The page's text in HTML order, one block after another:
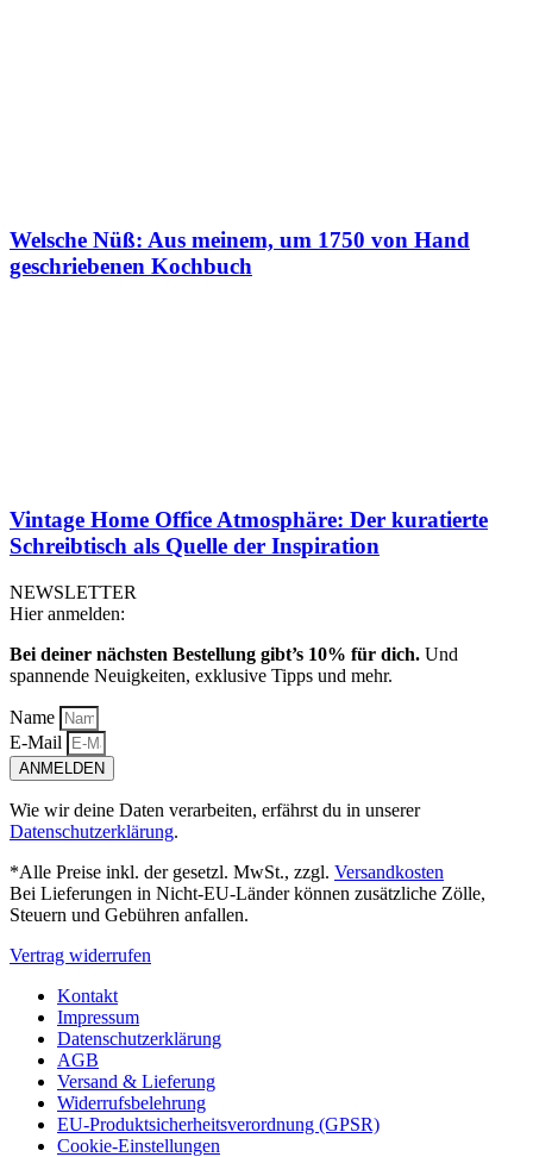
Welsche Nüß: Aus meinem, um 1750 von Hand
geschriebenen Kochbuch
Vintage Home Office Atmosphäre: Der kuratierte
Schreibtisch als Quelle der Inspiration
NEWSLETTER
Hier anmelden:
Bei deiner nächsten Bestellung gibt’s 10% für dich. Und
spannende Neuigkeiten, exklusive Tipps und mehr.
Name
E-Mail
ANMELDEN
Wie wir deine Daten verarbeiten, erfährst du in unserer
Datenschutzerklärung.
*Alle Preise inkl. der gesetzl. MwSt., zzgl. Versandkosten
Bei Lieferungen in Nicht-EU-Länder können zusätzliche Zölle,
Steuern und Gebühren anfallen.
Vertrag widerrufen
Kontakt
Impressum
Datenschutzerklärung
AGB
Versand & Lieferung
Widerrufsbelehrung
EU-Produktsicherheitsverordnung (GPSR)
Cookie-Einstellungen